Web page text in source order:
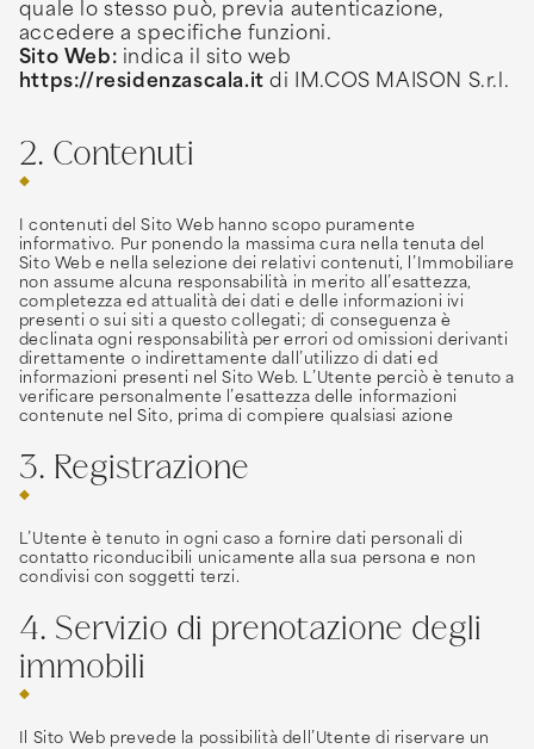
quale lo stesso può, previa autenticazione,
accedere a specifiche funzioni.
Sito Web: indica il sito web
https://residenzascala.it di IM.COS MAISON S.r.l.
2. Contenuti
I contenuti del Sito Web hanno scopo puramente
informativo. Pur ponendo la massima cura nella tenuta del
Sito Web e nella selezione dei relativi contenuti, l’Immobiliare
non assume alcuna responsabilità in merito all’esattezza,
completezza ed attualità dei dati e delle informazioni ivi
presenti o sui siti a questo collegati; di conseguenza è
declinata ogni responsabilità per errori od omissioni derivanti
direttamente o indirettamente dall’utilizzo di dati ed
informazioni presenti nel Sito Web. L’Utente perciò è tenuto a
verificare personalmente l’esattezza delle informazioni
contenute nel Sito, prima di compiere qualsiasi azione
3. Registrazione
L’Utente è tenuto in ogni caso a fornire dati personali di
contatto riconducibili unicamente alla sua persona e non
condivisi con soggetti terzi.
4. Servizio di prenotazione degli
immobili
Il Sito Web prevede la possibilità dell’Utente di riservare un